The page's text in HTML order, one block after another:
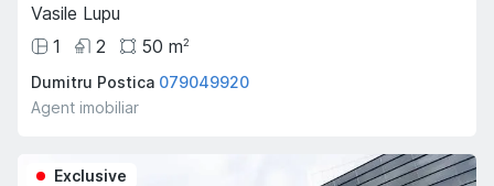
Vasile Lupu
1
2 50 m2
Dumitru Postica 079049920
Agent imobiliar
Exclusive